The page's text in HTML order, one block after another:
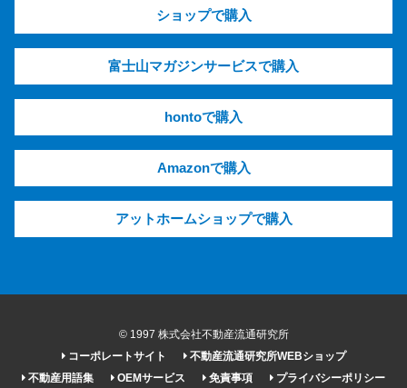
ショップで購入
富士山マガジンサービスで購入
hontoで購入
Amazonで購入
アットホームショップで購入
© 1997 株式会社不動産流通研究所
コーポレートサイト
不動産流通研究所WEBショップ
不動産用語集
OEMサービス 免責事項 プライバシーポリシー